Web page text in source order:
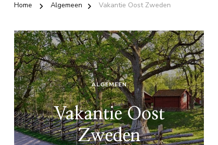
Home Algemeen Vakantie Oost Zweden
ALGEMEEN
Vakantie Oost
Zweden